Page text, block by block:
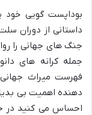
بوداپست گویی خود
داستانی از دوران
جنگ های جهانی را
جمله کرانه های
فهرست میراث
دهنده اهمیت بی
احساس می کنید در